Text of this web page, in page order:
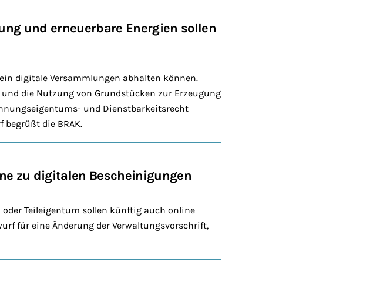
und erneuerbare Energien sollen
digitale Versammlungen abhalten können.
die Nutzung von Grundstücken zur Erzeugung
und Dienstbarkeitsrecht
begrüßt die BRAK.
zu digitalen Bescheinigungen
Teileigentum sollen künftig auch online
für eine Änderung der Verwaltungsvorschrift,